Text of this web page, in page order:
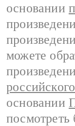
основании
можете
основании